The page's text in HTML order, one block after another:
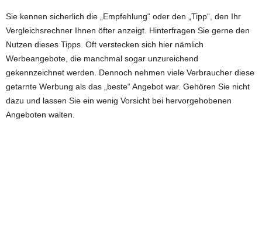
Sie kennen sicherlich die „Empfehlung“ oder den „Tipp“, den Ihr
Vergleichsrechner Ihnen öfter anzeigt. Hinterfragen Sie gerne den
Nutzen dieses Tipps. Oft verstecken sich hier nämlich
Werbeangebote, die manchmal sogar unzureichend
gekennzeichnet werden. Dennoch nehmen viele Verbraucher diese
getarnte Werbung als das „beste“ Angebot war. Gehören Sie nicht
dazu und lassen Sie ein wenig Vorsicht bei hervorgehobenen
Angeboten walten.